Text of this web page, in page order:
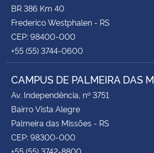
BR 386 Km 40
Frederico Westphalen - RS
CEP: 98400-000
+55 (55) 3744-0600
CAMPUS DE PALMEIRA DAS
Av. Independência, nº 3751
Bairro Vista Alegre
Palmeira das Missões - RS
CEP: 98300-000
+55 (55) 3742-8800